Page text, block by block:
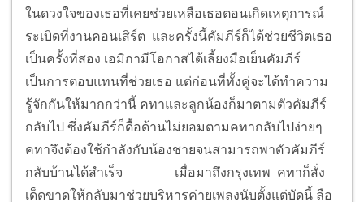
ในดวงใจของเธอที่เคยช่วยเหลือเธอตอนเกิดเหตุการณ์
ระเบิดที่งานคอนเสิร์ต และครั้งนี้คัมภีร์ก็ได้ช่วยชีวิตเธอ
เป็นครั้งที่สอง เอมิกามีโอกาสได้เลี้ยงมือเย็นคัมภีร์
เป็นการตอบแทนที่ช่วยเธอ แต่ก่อนที่ทั้งคู่จะได้ทำความ
รู้จักกันให้มากกว่านี้ คทาและลูกน้องก็มาตามตัวคัมภีร์
กลับไป ซึ่งคัมภีร์ก็ดื้อด้านไม่ยอมตามคทากลับไปง่ายๆ
คทาจึงต้องใช้กำลังกับน้องชายจนสามารถพาตัวคัมภีร์
กลับบ้านได้สำเร็จ
เมื่อมาถึงกรุงเทพ คทาก็สั่ง
เด็ดขาดให้กลับมาช่วยบริหารค่ายเพลงนับตั้งแต่บัดนี้ ลือ